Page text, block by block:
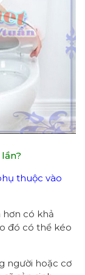
thuộc vào
hơn có khả
đó có thể kéo
người hoặc cơ